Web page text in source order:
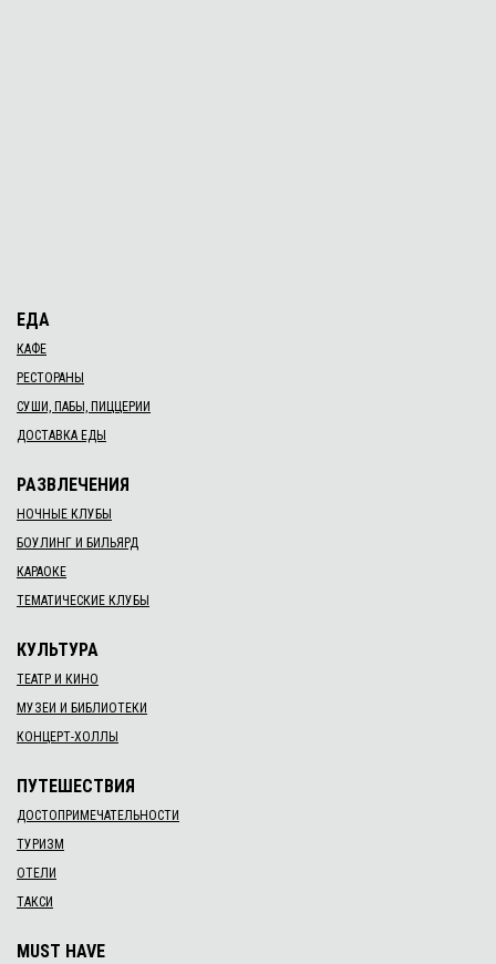
ЕДА
КАФЕ
РЕСТОРАНЫ
СУШИ, ПАБЫ, ПИЦЦЕРИИ
ДОСТАВКА ЕДЫ
РАЗВЛЕЧЕНИЯ
НОЧНЫЕ КЛУБЫ
БОУЛИНГ И БИЛЬЯРД
КАРАОКЕ
ТЕМАТИЧЕСКИЕ КЛУБЫ
КУЛЬТУРА
ТЕАТР И КИНО
МУЗЕИ И БИБЛИОТЕКИ
КОНЦЕРТ-ХОЛЛЫ
ПУТЕШЕСТВИЯ
ДОСТОПРИМЕЧАТЕЛЬНОСТИ
ТУРИЗМ
ОТЕЛИ
ТАКСИ
MUST HAVE